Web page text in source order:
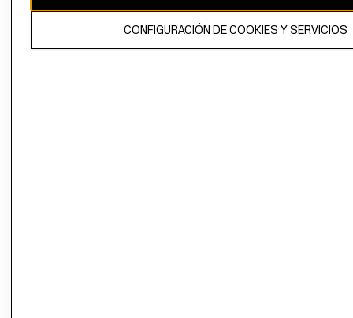
El contenido de esta página web está protegido por copyright y es
propiedad de H&M Hennes & Mauritz AB.
CONFIGURACIÓN DE COOKIES Y SERVICIOS